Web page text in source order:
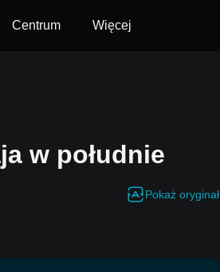
Centrum Więcej
w południe
Pokaż oryginał